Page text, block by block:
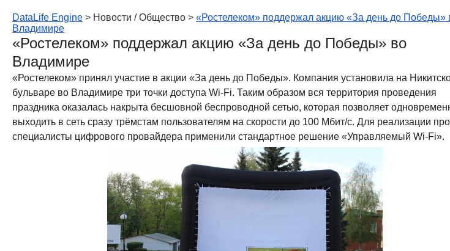
DataLife Engine > Новости / Общество > «Ростелеком» поддержал акцию «За день до Победы»
Владимире
«Ростелеком» поддержал акцию «За день до Победы» во
Владимире
«Ростелеком» принял участие в акции «За день до Победы». Компания установила на
бульваре во Владимире три точки доступа Wi-Fi. Таким образом вся территория проведения
праздника оказалась накрыта бесшовной беспроводной сетью, которая позволяет
выходить в сеть сразу трёмстам пользователям на скорости до 100 Мбит/с. Для реализации
специалисты цифрового провайдера применили стандартное решение «Управляемый Wi-Fi».